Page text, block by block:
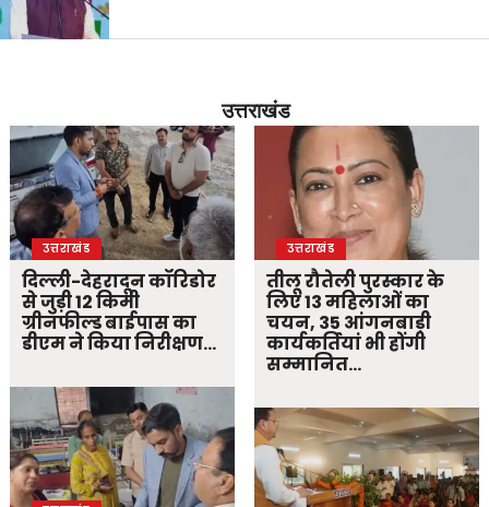
उत्तराखंड
उत्तराखंड
दिल्ली-देहरादून कॉरिडोर
से जुड़ी 12 किमी
ग्रीनफील्ड बाईपास का
डीएम ने किया निरीक्षण…
उत्तराखंड
तीलू रौतेली पुरस्कार के
लिए 13 महिलाओं का
चयन, 35 आंगनबाड़ी
कार्यकर्तियां भी होंगी
सम्मानित…